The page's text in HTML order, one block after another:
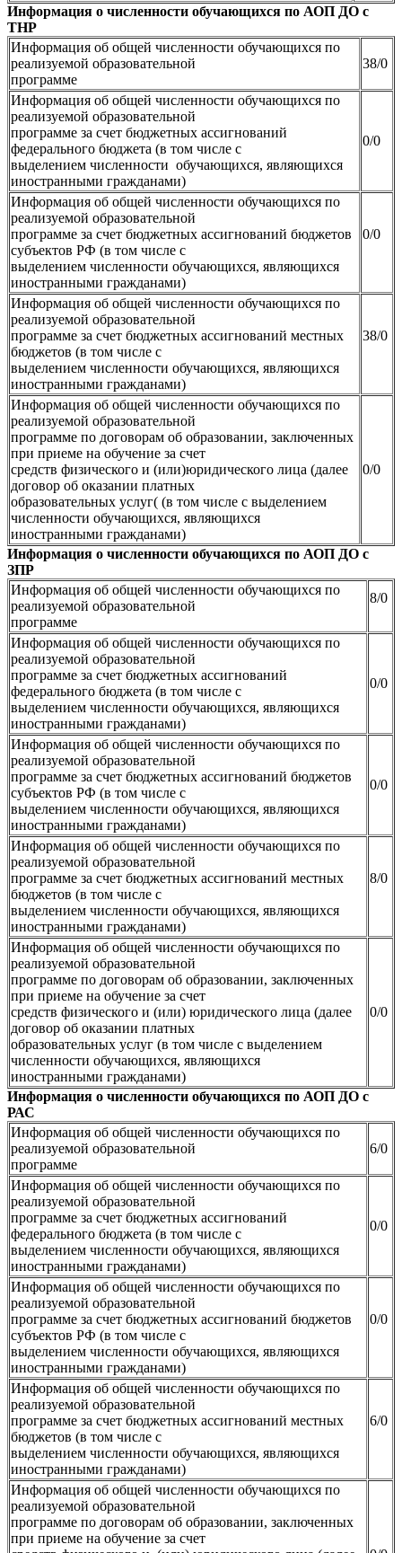
Информация о численности обучающихся по АОП ДО с
ТНР
Информация об общей численности обучающихся по
реализуемой образовательной
программе
38/0
Информация об общей численности обучающихся по
реализуемой образовательной
программе за счет бюджетных ассигнований
федерального бюджета (в том числе с
выделением численности обучающихся, являющихся
иностранными гражданами)
0/0
Информация об общей численности обучающихся по
реализуемой образовательной
программе за счет бюджетных ассигнований бюджетов
субъектов РФ (в том числе с
выделением численности обучающихся, являющихся
иностранными гражданами)
0/0
Информация об общей численности обучающихся по
реализуемой образовательной
программе за счет бюджетных ассигнований местных
бюджетов (в том числе с
выделением численности обучающихся, являющихся
иностранными гражданами)
38/0
Информация об общей численности обучающихся по
реализуемой образовательной
программе по договорам об образовании, заключенных
при приеме на обучение за счет
средств физического и (или)юридического лица (далее
договор об оказании платных
образовательных услуг( (в том числе с выделением
численности обучающихся, являющихся
иностранными гражданами)
0/0
Информация о численности обучающихся по АОП ДО с
ЗПР
Информация об общей численности обучающихся по
реализуемой образовательной
программе
8/0
Информация об общей численности обучающихся по
реализуемой образовательной
программе за счет бюджетных ассигнований
федерального бюджета (в том числе с
выделением численности обучающихся, являющихся
иностранными гражданами)
0/0
Информация об общей численности обучающихся по
реализуемой образовательной
программе за счет бюджетных ассигнований бюджетов
субъектов РФ (в том числе с
выделением численности обучающихся, являющихся
иностранными гражданами)
0/0
Информация об общей численности обучающихся по
реализуемой образовательной
программе за счет бюджетных ассигнований местных
бюджетов (в том числе с
выделением численности обучающихся, являющихся
иностранными гражданами)
8/0
Информация об общей численности обучающихся по
реализуемой образовательной
программе по договорам об образовании, заключенных
при приеме на обучение за счет
средств физического и (или) юридического лица (далее
договор об оказании платных
образовательных услуг (в том числе с выделением
численности обучающихся, являющихся
иностранными гражданами)
0/0
Информация о численности обучающихся по АОП ДО с
РАС
Информация об общей численности обучающихся по
реализуемой образовательной
программе
6/0
Информация об общей численности обучающихся по
реализуемой образовательной
программе за счет бюджетных ассигнований
федерального бюджета (в том числе с
выделением численности обучающихся, являющихся
иностранными гражданами)
0/0
Информация об общей численности обучающихся по
реализуемой образовательной
программе за счет бюджетных ассигнований бюджетов
субъектов РФ (в том числе с
выделением численности обучающихся, являющихся
иностранными гражданами)
0/0
Информация об общей численности обучающихся по
реализуемой образовательной
программе за счет бюджетных ассигнований местных
бюджетов (в том числе с
выделением численности обучающихся, являющихся
иностранными гражданами)
6/0
Информация об общей численности обучающихся по
реализуемой образовательной
программе по договорам об образовании, заключенных
при приеме на обучение за счет